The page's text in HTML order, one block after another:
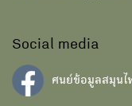
Social media
ศนย์ข้อมูลสมุนไ